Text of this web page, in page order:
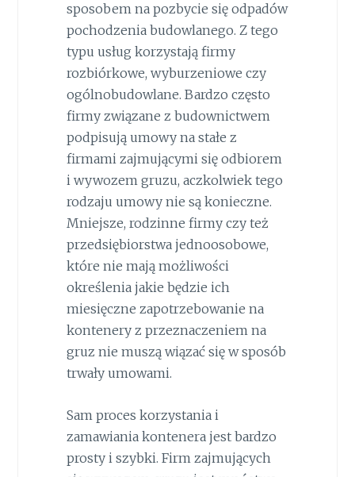
sposobem na pozbycie się odpadów
pochodzenia budowlanego. Z tego
typu usług korzystają firmy
rozbiórkowe, wyburzeniowe czy
ogólnobudowlane. Bardzo często
firmy związane z budownictwem
podpisują umowy na stałe z
firmami zajmującymi się odbiorem
i wywozem gruzu, aczkolwiek tego
rodzaju umowy nie są konieczne.
Mniejsze, rodzinne firmy czy też
przedsiębiorstwa jednoosobowe,
które nie mają możliwości
określenia jakie będzie ich
miesięczne zapotrzebowanie na
kontenery z przeznaczeniem na
gruz nie muszą wiązać się w sposób
trwały umowami.
Sam proces korzystania i
zamawiania kontenera jest bardzo
prosty i szybki. Firm zajmujących